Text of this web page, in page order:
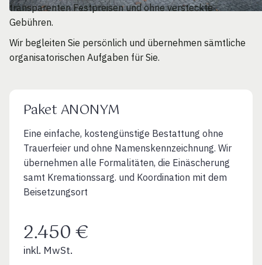
transparenten Festpreisen und ohne versteckte
Gebühren.
Wir begleiten Sie persönlich und übernehmen sämtliche
organisatorischen Aufgaben für Sie.
Paket ANONYM
Eine einfache, kostengünstige Bestattung ohne
Trauerfeier und ohne Namenskennzeichnung. Wir
übernehmen alle Formalitäten, die Einäscherung
samt Kremationssarg. und Koordination mit dem
Beisetzungsort
2.450 €
inkl. MwSt.